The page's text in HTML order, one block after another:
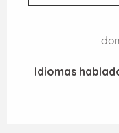
Idiomas
Idiomas